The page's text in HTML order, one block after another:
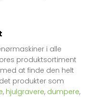
i alle
produktsortiment
at finde den helt
produkter som
, hjulgravere, dumpere,